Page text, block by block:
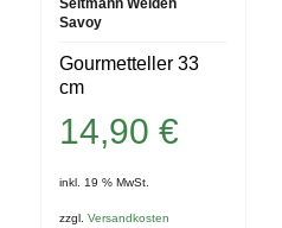
Seltmann Weiden
Savoy
Gourmetteller 33
cm
14,90€
inkl. 19 % MwSt.
zzgl.Versandkosten